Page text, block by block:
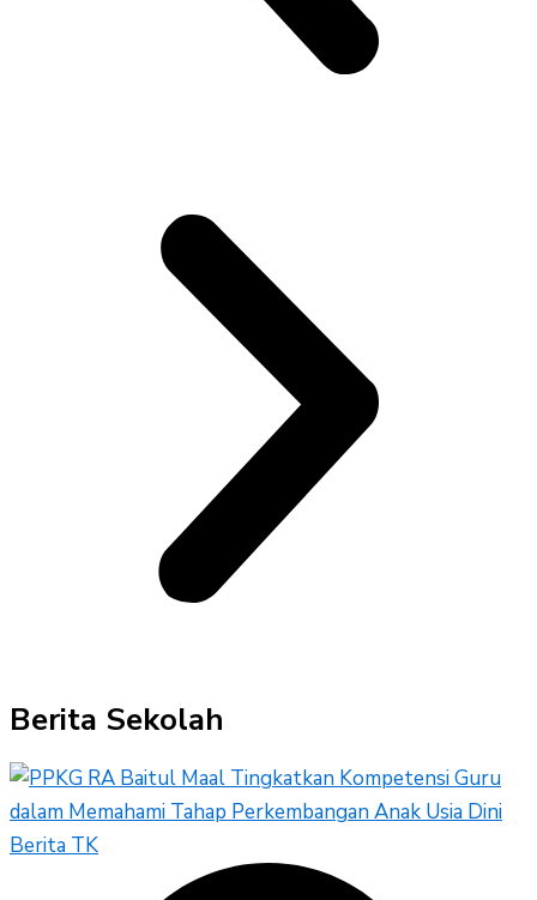
Berita Sekolah
Berita TK